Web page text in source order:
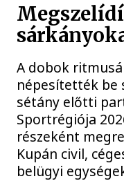
A dobok
népesítették be
sétány előtti
Sportrégiója
részeként
Kupán civil,
belügyi